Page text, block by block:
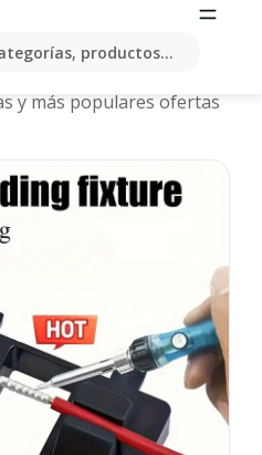
productos...
de Labastida
y más populares ofertas